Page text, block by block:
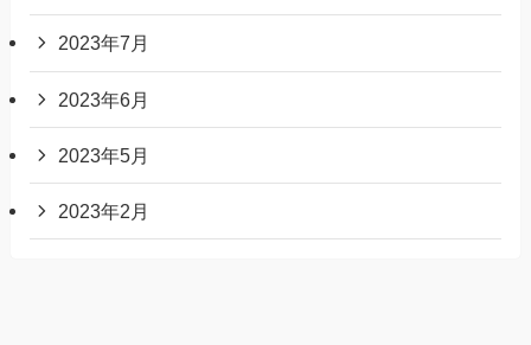
2023年7月
2023年6月
2023年5月
2023年2月